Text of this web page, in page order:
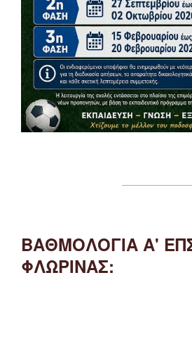
ΒΑΘΜΟΛΟΓΙΑ Α'
ΦΛΩΡΙΝΑΣ: